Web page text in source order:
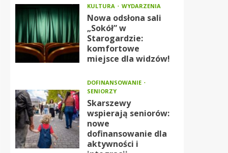
KULTURA WYDARZENIA
Nowa odsłona sali
„Sokół” w
Starogardzie:
komfortowe
miejsce dla widzów!
DOFINANSOWANIE
SENIORZY
Skarszewy
wspierają seniorów:
nowe
dofinansowanie dla
aktywności i